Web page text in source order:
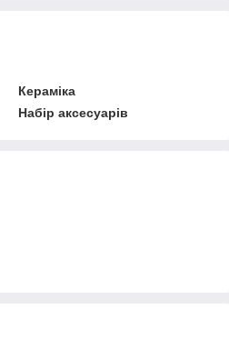
Кераміка
Набір аксесуарів